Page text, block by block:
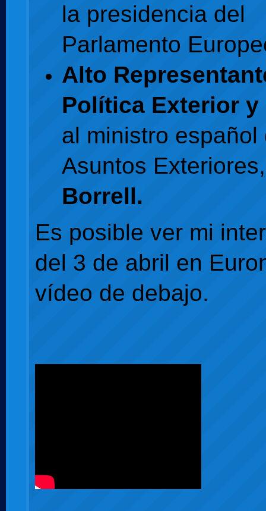
la presidencia del
Parlamento
Alto
Política Exterior y
al ministro español
Asuntos
Borrell.
Es posible ver mi
del 3 de abril en
vídeo de debajo.